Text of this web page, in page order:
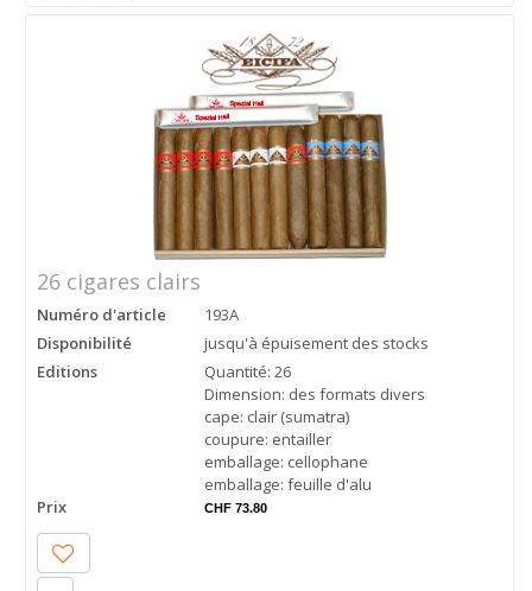
26 cigares clairs
Numéro d'article
193A
Disponibilité
jusqu'à épuisement des stocks
Editions
Quantité: 26
Dimension: des formats divers
cape: clair (sumatra)
coupure: entailler
emballage: cellophane
emballage: feuille d'alu
Prix
CHF 73.80